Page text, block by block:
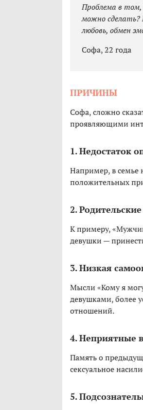
Проблема в
можно сделать?
любовь, обмен
Софа, 22 года
ПРИЧИНЫ
Софа, сложно
проявляющими
1. Недостаток
Например, в семье
положительных
2.
К примеру,
девушки —
3. Низкая
Мысли «Кому я
девушками, более
отношений.
4. Неприятные
Память о
сексуальное
5.